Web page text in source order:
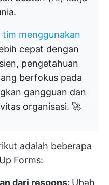
tim menggunakan
cepat dengan
pengetahuan
berfokus pada
gangguan dan
organisasi. 🚀
adalah beberapa
Forms:
dari respons: Ubah